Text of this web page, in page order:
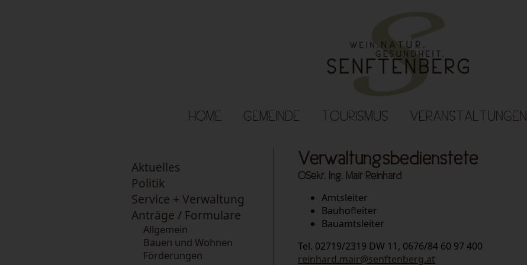
HOME GEMEINDE TOURISMUS VERANSTALTUNGEN
Aktuelles
Politik
Service + Verwaltung
Anträge / Formulare
Allgemein
Bauen und Wohnen
Förderungen
Verwaltungsbedienstete
OSekr. Ing. Mair Reinhard
Amtsleiter
Bauhofleiter
Bauamtsleiter
Tel. 02719/2319 DW 11, 0676/84 60 97 400
reinhard.mair@senftenberg.at